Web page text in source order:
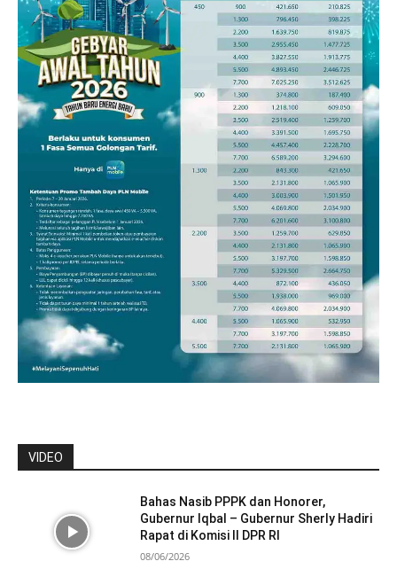
VIDEO
Bahas Nasib PPPK dan Honorer,
Gubernur Iqbal – Gubernur Sherly Hadiri
Rapat di Komisi II DPR RI
08/06/2026